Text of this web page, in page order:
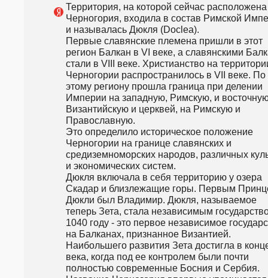
Территория, на которой сейчас расположена
Черногория, входила в состав Римской
и называлась Дюкля (Doclea).
Первые славянские племена пришли в этот
регион Балкан в VI веке, а славянскими
стали в VIII веке. Христианство на
Черногории распространилось в VII веке. По
этому региону прошла граница при делении
Империи на западную, Римскую, и
Византийскую и церквей, на Римскую и
Православную.
Это определило историческое положение
Черногории на границе славянских и
средиземноморских народов, различных
и экономических систем.
Дюкля включала в себя территорию у озера
Скадар и близлежащие горы. Первым
Дюкли был Владимир. Дюкля, называемое
теперь Зета, стала независимым
1040 году - это первое независимое
на Балканах, признанное Византией.
Наибольшего развития Зета достигла в
века, когда под ее контролем были почти
полностью современные Босния и Сербия.